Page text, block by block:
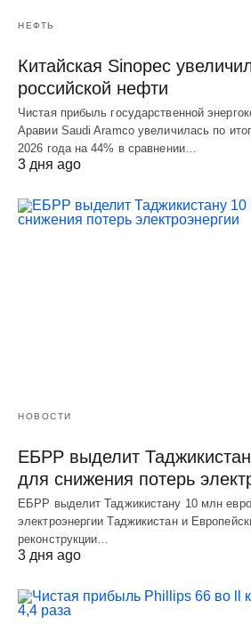
НЕФТЬ
Китайская Sinopec
российской нефти
Чистая прибыль государственной
Аравии Saudi Aramco увеличилась по
2026 года на 44% в сравнении…
3 дня ago
НОВОСТИ
ЕБРР выделит
для снижения потерь
ЕБРР выделит Таджикистану 10 млн
электроэнергии Таджикистан и
реконструкции…
3 дня ago